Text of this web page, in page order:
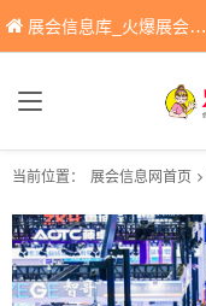
展会信息库_火爆展会网免费展会信息查询平台，提供专业会展服务！
当前位置： 展会信息网首页